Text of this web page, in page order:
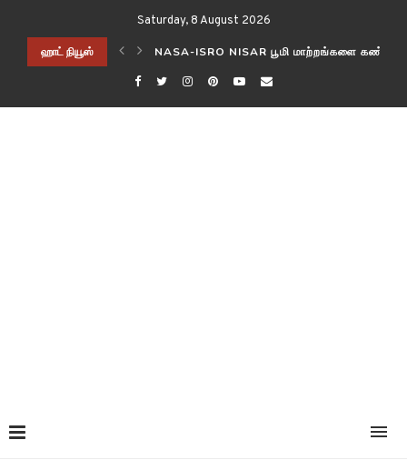
Saturday, 8 August 2026
ஹாட் நியூஸ்
விஞ்ஞானிகள்! NASA-ISRO NISAR பூமி மாற்றங்களை